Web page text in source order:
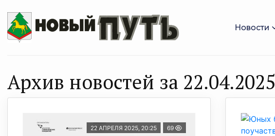
Новости
Архив новостей за 22.04.2025
22 АПРЕЛЯ 2025, 20:25 69